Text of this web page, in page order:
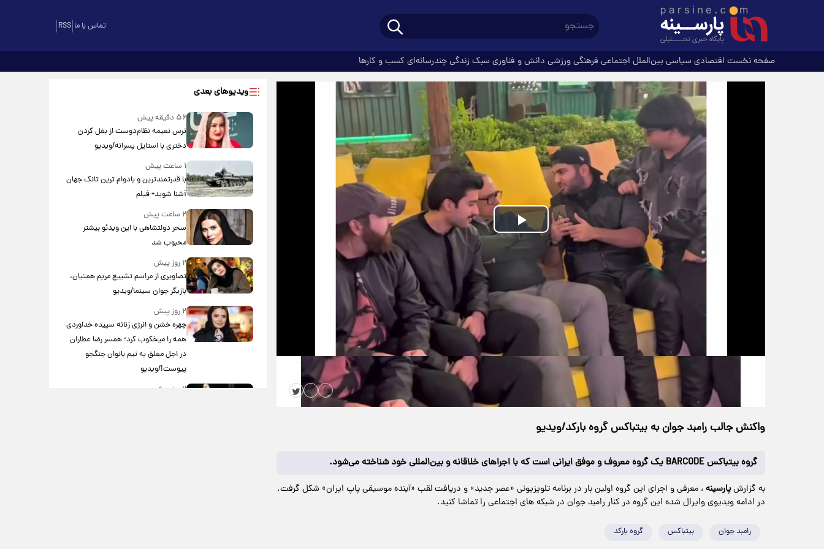
RSS تماس با ما
صفحه نخست اقتصادی سیاسی بین‌الملل اجتماعی فرهنگیورزشی دانش و فناوری سبک زندگیچندرسانه‌ای کسب و کارها
Play
Video
حجم ویدیو: 4.06M |مدت زمان ویدیو: 00:00:26
چندرسانه‌ای ۱۲:۴۲ دانلود
واکنش جالب رامبد جوان به بیتباکس گروه بارکد/ویدیو
گروه بیتباکس BARCODE یک گروه معروف و موفق ایرانی است که با اجراهای خلاقانه و بین‌المللی خود شناخته می‌شود.
به گزارشپارسینه ، معرفی و اجرای این گروه اولین بار در برنامه تلویزیونی «عصر جدید» و دریافت لقب «آینده موسیقی پاپ ایران» شکل گرفت.
در ادامه ویدیوی وایرال شده این گروه در کنار رامبد جوان در شبکه های اجتماعی را تماشا کنید.
رامبد جوان بیتباکس گروه بارکد
ویدیوهای بعدی
۵۶ دقیقه پیش
ترس نعیمه نظام‌دوست از بغل کردن
دختری با استایل پسرانه/ویدیو
۱ ساعت پیش
با قدرتمندترین و بادوام ترین تانک جهان
آشنا شوید+ فیلم
۲ ساعت پیش
سحر دولتشاهی با این ویدئو بیشتر
محبوب شد
۲ روز پیش
تصاویری از مراسم تشییع مریم همتیان،
بازیگر جوان سینما/ویدیو
۲ روز پیش
چهره خشن و انرژی زنانه سپیده خداوردی
همه را میخکوب کرد؛ همسر رضا عطاران
در اجل معلق به تیم بانوان جنگجو
پیوست!/ویدیو
۲ روز پیش